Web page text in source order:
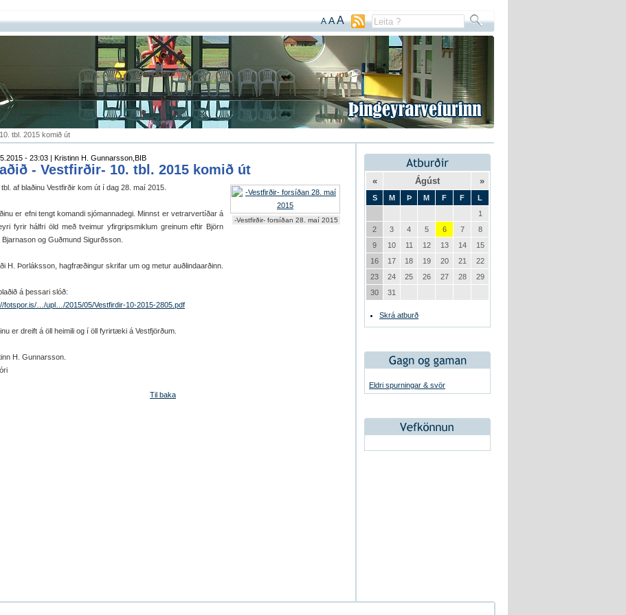
A AA
tbl. 2015 komið út
- 23:03 | Kristinn H. Gunnarsson,BIB
- Vestfirðir- 10. tbl. 2015 komið út
-Vestfirðir- forsíðan 28. maí 2015
af blaðinu Vestfirðir kom út í dag 28. maí 2015.
er efni tengt komandi sjómannadegi. Minnst er vetrarvertíðar á
fyrir hálfri öld með tveimur yfirgripsmiklum greinum eftir Björn
Bjarnason og Guðmund Sigurðsson.
H. Þorláksson, hagfræðingur skrifar um og metur auðlindaarðinn.
á þessari slóð:
fotspor.is/…/upl…/2015/05/Vestfirdir-10-2015-2805.pdf
er dreift á öll heimili og í öll fyrirtæki á Vestfjörðum.
H. Gunnarsson.
Til baka
« Ágúst »
S M Þ M F F
L
1
2
3 4 5 6 7
8
9
10 11 12 13 14
15
16
17 18 19 20 21
22
23
24 25 26 27 28
29
30
31
Skrá atburð
Eldri spurningar & svör